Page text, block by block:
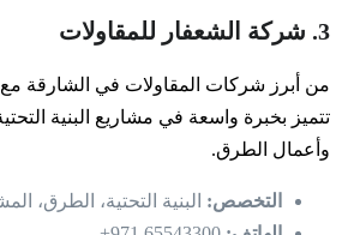
3. شركة الشعفار للمقاولات
من أبرز شركات المقاولات في الشارقة
تتميز بخبرة واسعة في مشاريع البنية
وأعمال الطرق.
التخصص: البنية التحتية، الطرق،